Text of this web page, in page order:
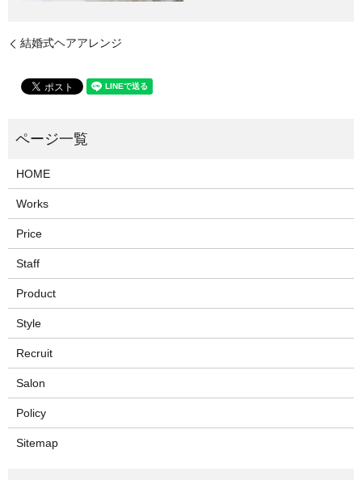
結婚式ヘアアレンジ
HOME
Works
Price
Staff
Product
Style
Recruit
Salon
Policy
Sitemap